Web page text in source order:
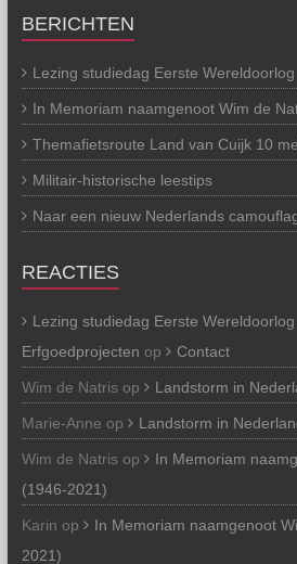
BERICHTEN
Lezing studiedag Eerste Wereldoorlog
In Memoriam naamgenoot Wim de
Themafietsroute Land van Cuijk 10
Militair-historische leestips
Naar een nieuw Nederlands
REACTIES
Lezing studiedag Eerste
Erfgoedprojecten op Contact
Wim de Natrisop Landstorm in
Marie-Anne op Landstorm in
Wim de Natrisop
In Memoriam
(1946-2021)
Karin op
In Memoriam naamgenoot
2021)